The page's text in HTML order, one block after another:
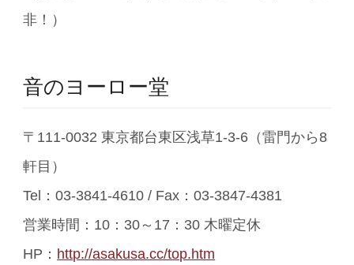
非！）
音のヨーロー堂
〒111-0032 東京都台東区浅草1-3-6（雷門から8
軒目）
Tel：03-3841-4610 / Fax：03-3847-4381
営業時間：10：30～17：30 木曜定休
HP： http://asakusa.cc/top.htm